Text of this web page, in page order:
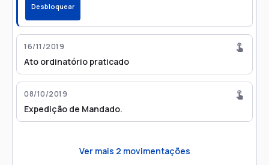
Desbloquear
16/11/2019
Ato ordinatório praticado
08/10/2019
Expedição de Mandado.
Ver mais 2 movimentações